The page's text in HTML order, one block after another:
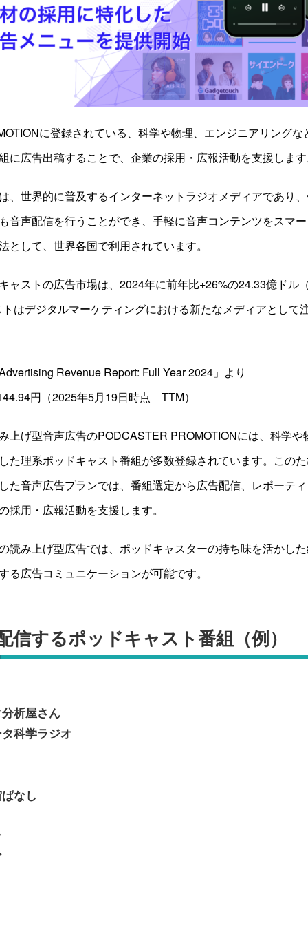
に登録されている、科学や物理、エンジニアリング
に広告出稿することで、企業の採用・広報活動を支援しま
、世界的に普及するインターネットラジオメディアであり
音声配信を行うことができ、手軽に音声コンテンツをスマ
として、世界各国で利用されています。
ャストの広告市場は、2024年に前年比+26%の24.33億ドル
はデジタルマーケティングにおける新たなメディアとして
Revenue Report: Full Year 2024」より
円（2025年5月19日時点 TTM）
上げ型音声広告のPODCASTER PROMOTIONには、科学
た理系ポッドキャスト番組が多数登録されています。この
た音声広告プランでは、番組選定から広告配信、レポーテ
採用・広報活動を支援します。
読み上げ型広告では、ポッドキャスターの持ち味を活かし
る広告コミュニケーションが可能です。
信するポッドキャスト番組（例）
析屋さん
科学ラジオ
なし